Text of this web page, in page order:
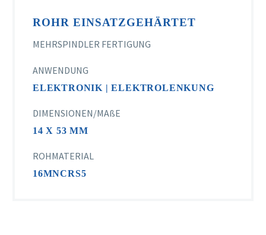
ROHR EINSATZGEHÄRTET
MEHRSPINDLER FERTIGUNG
ANWENDUNG
ELEKTRONIK | ELEKTROLENKUNG
DIMENSIONEN/MAßE
14 X 53 MM
ROHMATERIAL
16MNCRS5